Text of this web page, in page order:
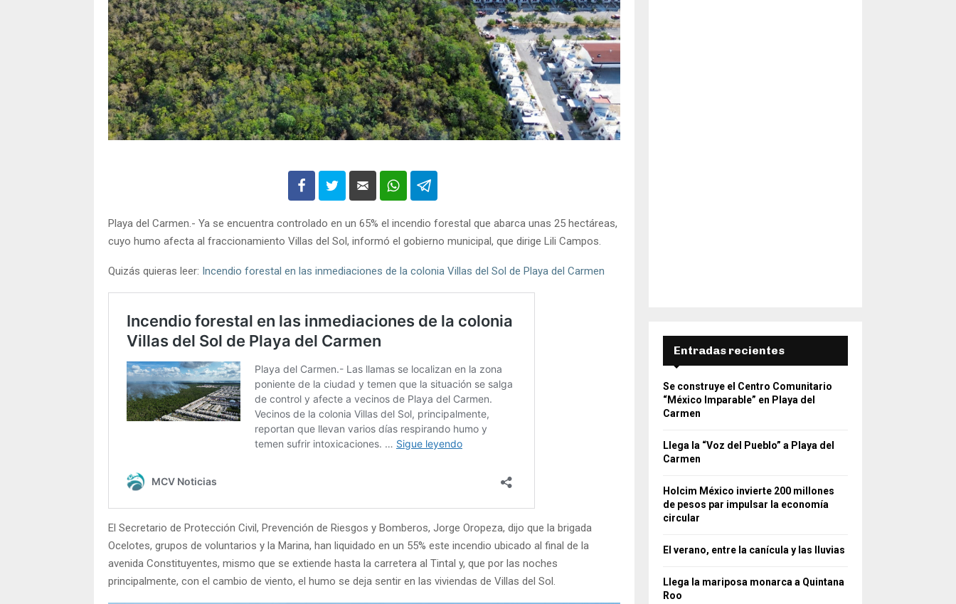
Playa del Carmen.- Ya se encuentra controlado en un 65% el incendio forestal que abarca unas 25 hectáreas,
cuyo humo afecta al fraccionamiento Villas del Sol, informó el gobierno municipal, que dirige Lili Campos.
Quizás quieras leer: Incendio forestal en las inmediaciones de la colonia Villas del Sol de Playa del Carmen
El Secretario de Protección Civil, Prevención de Riesgos y Bomberos, Jorge Oropeza, dijo que la brigada
Ocelotes, grupos de voluntarios y la Marina, han liquidado en un 55% este incendio ubicado al final de la
avenida Constituyentes, mismo que se extiende hasta la carretera al Tintal y, que por las noches
principalmente, con el cambio de viento, el humo se deja sentir en las viviendas de Villas del Sol.
Entradas recientes
Se construye el Centro Comunitario
“México Imparable” en Playa del
Carmen
Llega la “Voz del Pueblo” a Playa del
Carmen
Holcim México invierte 200 millones
de pesos par impulsar la economía
circular
El verano, entre la canícula y las lluvias
Llega la mariposa monarca a Quintana
Roo